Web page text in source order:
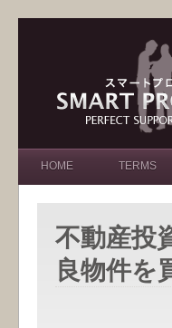
HOME TERMS
不動産
良物件を